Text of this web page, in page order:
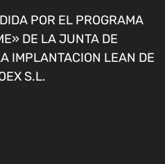
POR EL PROGRAMA
DE LA JUNTA DE
IMPLANTACION LEAN DE
S.L.